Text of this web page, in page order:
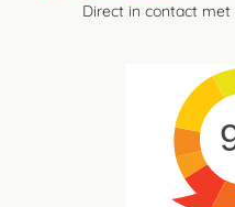
Direct in contact met